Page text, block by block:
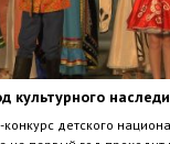
культурного
детского